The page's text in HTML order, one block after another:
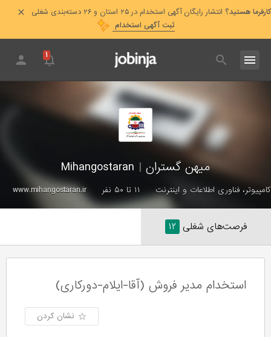
کارفرما هستید؟ انتشار رایگان آگهی استخدام در ۲۵ استان و ۲۶ دسته‌بندی شغلی
ثبت آگهی استخدام
۱
میهن گستران |
کامپیوتر، فناوری اطلاعات و اینترنت ۱۱ تا ۵۰ نفر www.mihangostaran.ir
فرصت‌های شغلی ۱۲
استخدام مدیر فروش (آقا-ایلام-دورکاری)
نشان کردن